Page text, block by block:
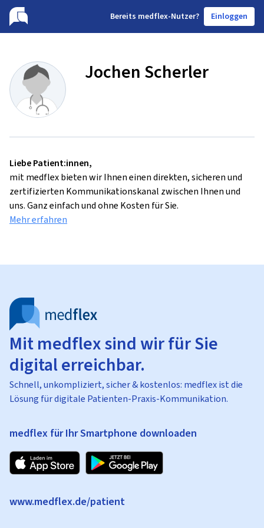
Bereits medflex-Nutzer? Einloggen
Jochen Scherler
Liebe Patient:innen,
mit medflex bieten wir Ihnen einen direkten, sicheren und
zertifizierten Kommunikationskanal zwischen Ihnen und
uns. Ganz einfach und ohne Kosten für Sie.
Mehr erfahren
Mit medflex sind wir für Sie
digital erreichbar.
Schnell, unkompliziert, sicher & kostenlos: medflex ist die
Lösung für digitale Patienten-Praxis-Kommunikation.
medflex für Ihr Smartphone downloaden
www.medflex.de/patient